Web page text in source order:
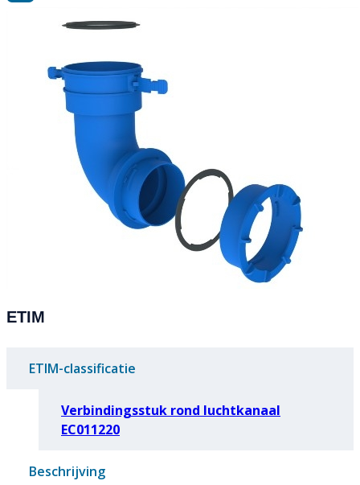
ETIM
ETIM-classificatie
Verbindingsstuk rond luchtkanaal
EC011220
Beschrijving